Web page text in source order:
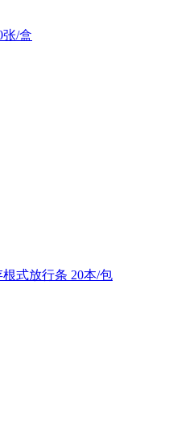
张/盒
式放行条 20本/包